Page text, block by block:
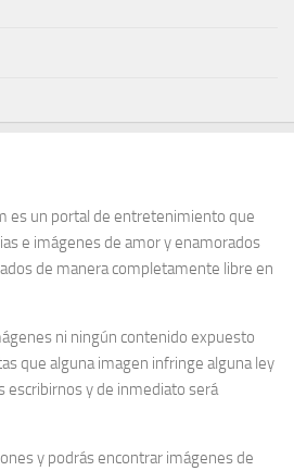
es un portal de entretenimiento que
e imágenes de amor y enamorados
de manera completamente libre en
ni ningún contenido expuesto
que alguna imagen infringe alguna ley
escribirnos y de inmediato será
y podrás encontrar imágenes de